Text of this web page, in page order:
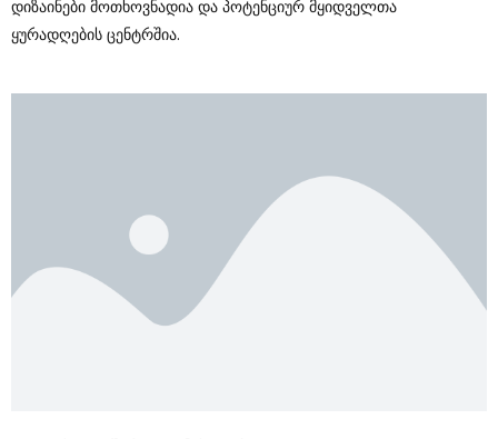
Დიზაინები Მოთხოვნადია Და Პოტენციურ Მყიდველთა
Ყურადღების Ცენტრშია.